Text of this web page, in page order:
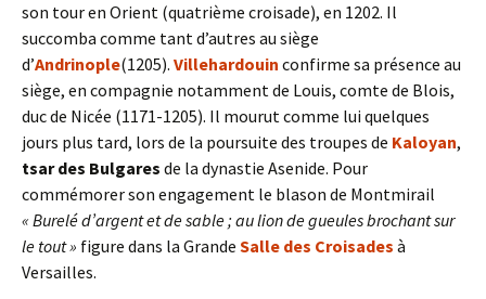
son tour en Orient (quatrième croisade), en 1202. Il
succomba comme tant d’autres au siège
d’Andrinople(1205). Villehardouin confirme sa présence au
siège, en compagnie notamment de Louis, comte de Blois,
duc de Nicée (1171-1205). Il mourut comme lui quelques
jours plus tard, lors de la poursuite des troupes de Kaloyan,
tsar des Bulgares de la dynastie Asenide. Pour
commémorer son engagement le blason de Montmirail
«Burelé d’argent et de sable ; au lion de gueules brochant sur
le tout » figure dans la Grande Salle des Croisades à
Versailles.